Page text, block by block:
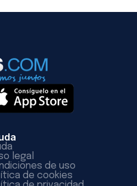
legal
de uso
de cookies